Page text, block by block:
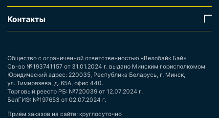
Контакты
Общество с ограниченной ответственностью «Велобайк Бай»
Св-во №193741157 от 31.01.2024 г. выдано Минским горисполкомом
Юридический адрес: 220035, Республика Беларусь, г. Минск,
ул. Тимирязева, д. 65А, офис 440.
Торговый реестр РБ: №720039 от 12.07.2024 г.
БелГИЭ: №197653 от 02.07.2024 г.
Приём заказов на сайте: круглосуточно